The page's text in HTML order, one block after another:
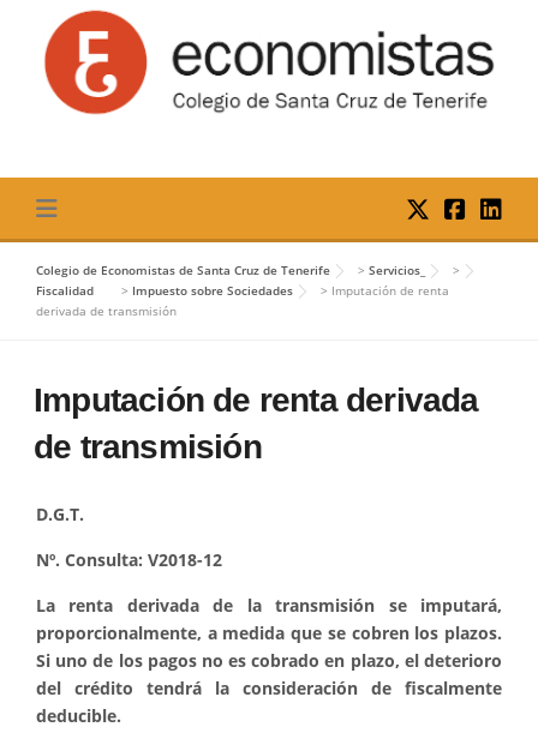
content
Colegio de Economistas de Santa Cruz de Tenerife > Servicios_
>
Fiscalidad
> Impuesto sobre Sociedades > Imputación de renta
derivada de transmisión
Imputación de renta derivada
de transmisión
D.G.T.
Nº. Consulta: V2018-12
La renta derivada de la transmisión se imputará,
proporcionalmente, a medida que se cobren los plazos.
Si uno de los pagos no es cobrado en plazo, el deterioro
del crédito tendrá la consideración de fiscalmente
deducible.